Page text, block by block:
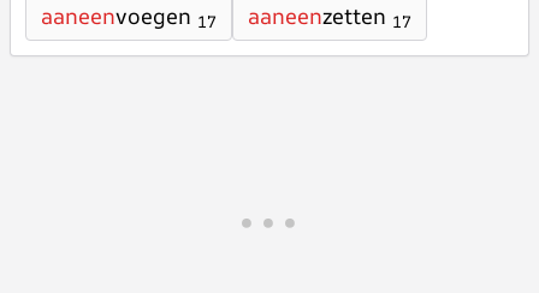
aaneenvoegen 17 aaneenzetten 17